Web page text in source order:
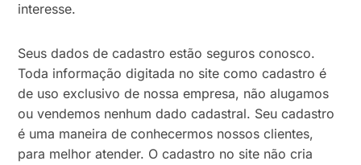
interesse.
Seus dados de cadastro estão seguros conosco.
Toda informação digitada no site como cadastro é
de uso exclusivo de nossa empresa, não alugamos
ou vendemos nenhum dado cadastral. Seu cadastro
é uma maneira de conhecermos nossos clientes,
para melhor atender. O cadastro no site não cria